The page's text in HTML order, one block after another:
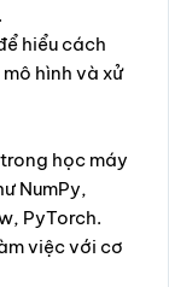
hiểu cách
hình và xử
học máy
NumPy,
PyTorch.
việc với cơ